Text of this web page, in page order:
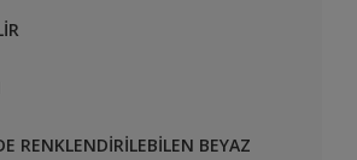
RENKLENDİRİLEBİLEN BEYAZ